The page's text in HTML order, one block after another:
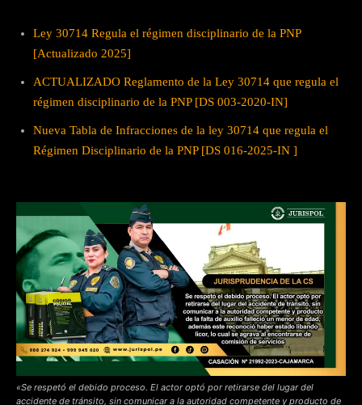
Ley 30714 Regula el régimen disciplinario de la PNP
[Actualizado 2025]
ACTUALIZADO Reglamento de la Ley 30714 que regula el
régimen disciplinario de la PNP [DS 003-2020-IN]
Nueva Tabla de Infracciones de la ley 30714 que regula el
Régimen Disciplinario de la PNP [DS 016-2025-IN ]
«Se respetó el debido proceso. El actor optó por retirarse del lugar del
accidente de tránsito, sin comunicar a la autoridad competente y producto de